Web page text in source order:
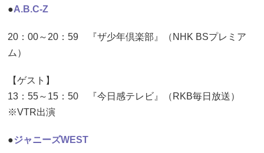
●A.B.C-Z
20：00～20：59 『ザ少年倶楽部』（NHK BSプレミア
ム）
【ゲスト】
13：55～15：50 『今日感テレビ』（RKB毎日放送）
※VTR出演
●ジャニーズWEST